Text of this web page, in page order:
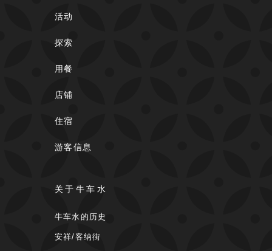
活动
探索
用餐
店铺
住宿
游客信息
关于牛车水
牛车水的历史
安祥/客纳街